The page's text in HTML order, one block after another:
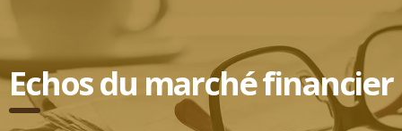
Echos du marché financier